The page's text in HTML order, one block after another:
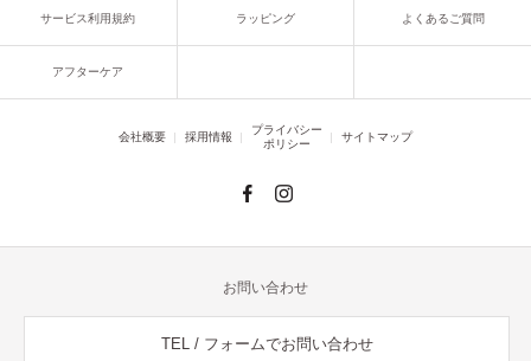
サービス利用規約 ラッピング よくあるご質問
アフターケア
会社概要 採用情報
プライバシー
ポリシー
サイトマップ
お問い合わせ
TEL / フォームでお問い合わせ